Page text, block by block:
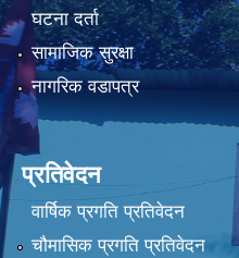
घटना दर्ता
सामाजिक सुरक्षा
नागरिक वडापत्र
प्रतिवेदन
वार्षिक प्रगति प्रतिवेदन
चौमासिक प्रगति प्रतिवेदन